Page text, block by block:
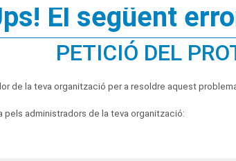
El següent
PETICIÓ DEL
de la teva organització per a resoldre aquest
administradors de la teva organització: